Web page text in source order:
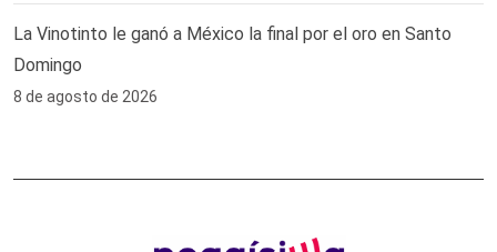
La Vinotinto le ganó a México la final por el oro en Santo
Domingo
8 de agosto de 2026